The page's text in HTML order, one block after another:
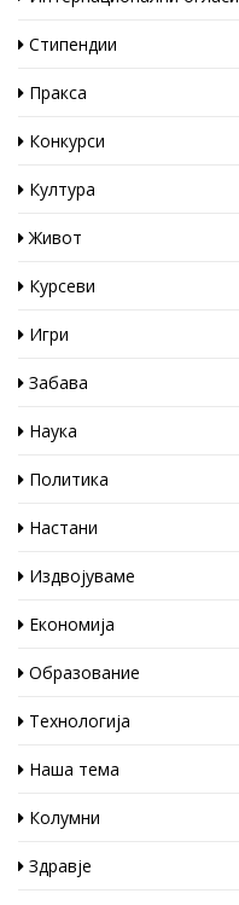
Стипендии
Пракса
Конкурси
Култура
Живот
Курсеви
Игри
Забава
Наука
Политика
Настани
Издвојуваме
Економија
Образование
Технологија
Наша тема
Колумни
Здравје